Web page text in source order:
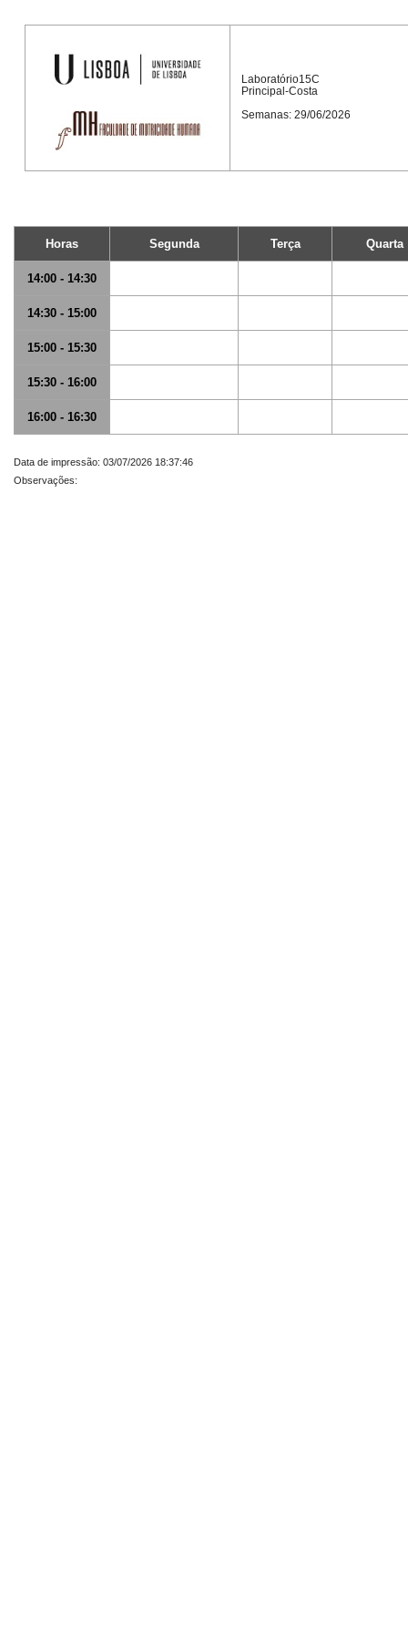
Laboratório15C
Principal-Costa
Semanas: 29/06/2026
Horas Segunda Terça Quarta
14:00 - 14:30
14:30 - 15:00
15:00 - 15:30
15:30 - 16:00
16:00 - 16:30
Data de impressão: 03/07/2026 18:37:46
Observações: